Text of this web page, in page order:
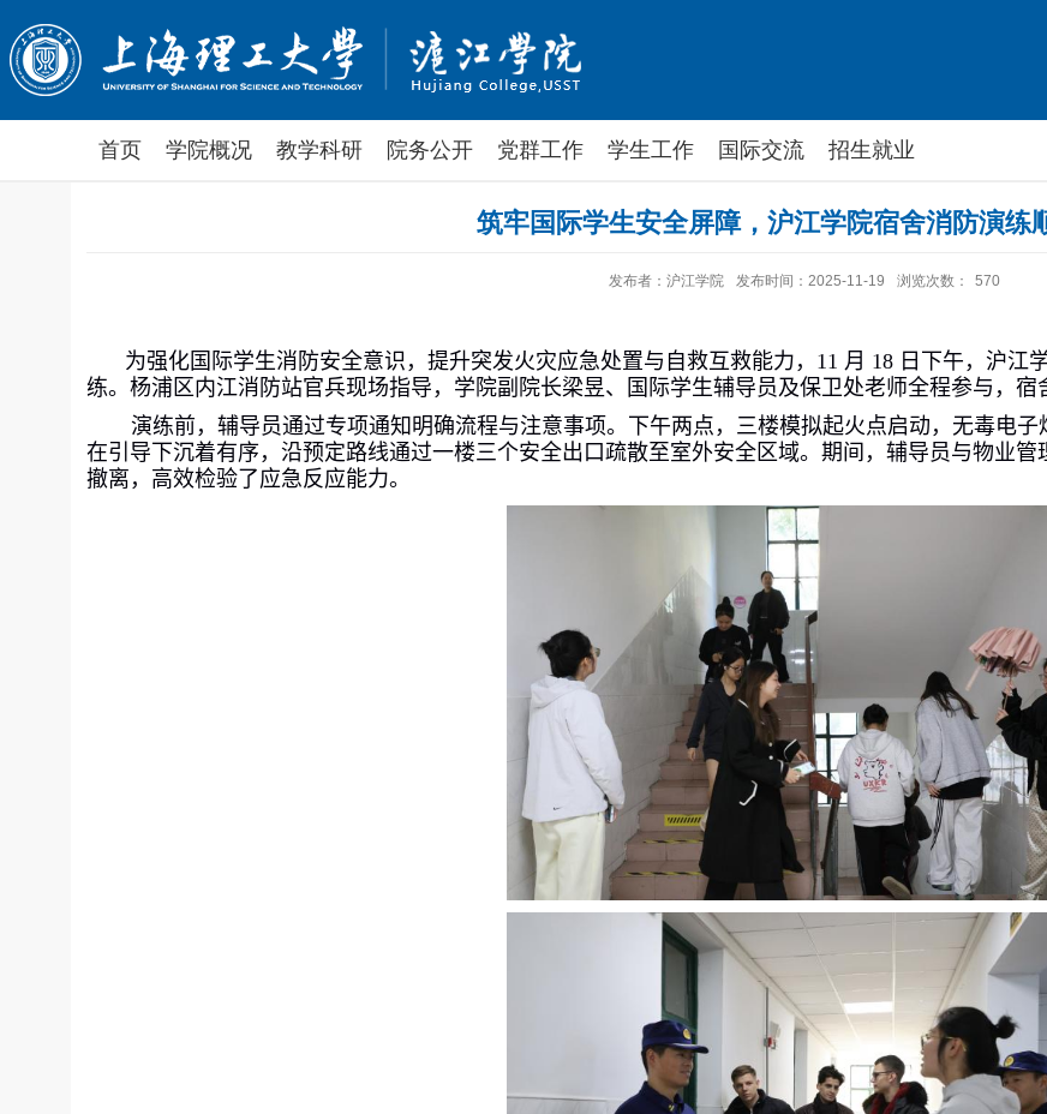
首页 学院概况 教学科研 院务公开 党群工作 学生工作 国际交流 招生就业
筑牢国际学生安全屏障，沪江学院宿舍消防演练
发布者：沪江学院 发布时间：2025-11-19 浏览次数： 570
为强化国际学生消防安全意识，提升突发火灾应急处置与自救互救能力， 11 月 18 日下午，沪江
练。杨浦区内江消防站官兵现场指导，学院副院长梁昱、国际学生辅导员及保卫处老师全程参与，宿
演练前，辅导员通过专项通知明确流程与注意事项。下午两点，三楼模拟起火点启动，无毒电
在引导下沉着有序，沿预定路线通过一楼三个安全出口疏散至室外安全区域。期间，辅导员与物业
撤离，高效检验了应急反应能力。